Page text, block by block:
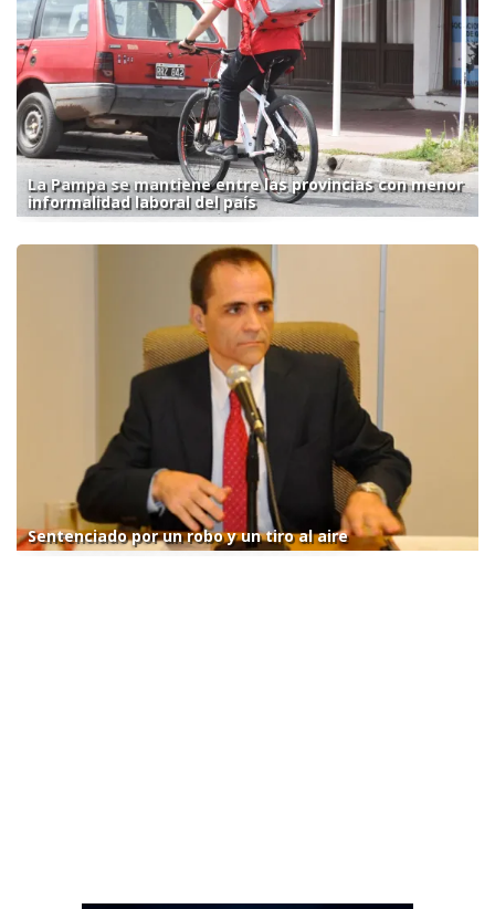
La Pampa se mantiene entre las provincias con menor
informalidad laboral del país
Sentenciado por un robo y un tiro al aire